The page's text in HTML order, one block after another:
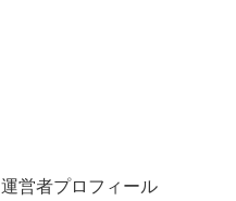
運営者プロフィール